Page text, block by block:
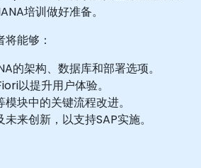
培训做好准备。
能够：
的架构、数据库和部署选项。
以提升用户体验。
块中的关键流程改进。
来创新，以支持SAP实施。